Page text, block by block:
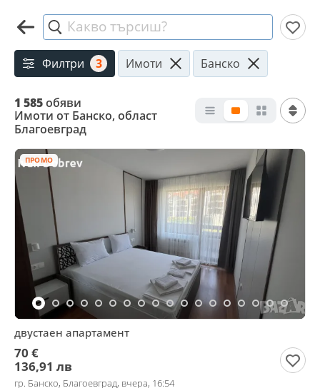
Какво търсиш?
Филтри 3 Имоти Банско
1 585обяви
Имоти от Банско, област
Благоевград
ПРОМО
двустаен апартамент
70 €
136,91 лв
гр. Банско, Благоевград, вчера, 16:54